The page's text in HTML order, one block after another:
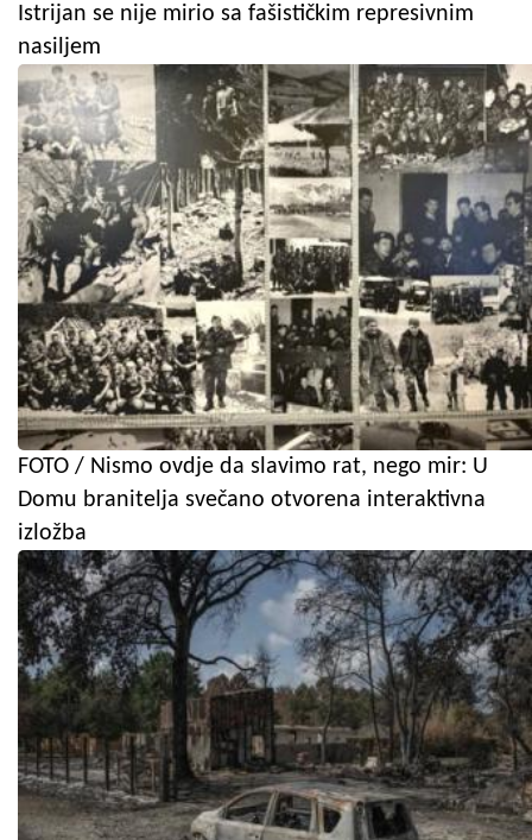
Istrijan se nije mirio sa fašističkim represivnim
nasiljem
FOTO / Nismo ovdje da slavimo rat, nego mir: U
Domu branitelja svečano otvorena interaktivna
izložba